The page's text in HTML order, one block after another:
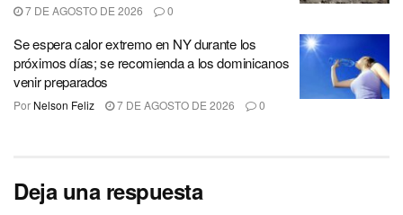
7 DE AGOSTO DE 2026
0
Se espera calor extremo en NY durante los
próximos días; se recomienda a los dominicanos
venir preparados
Por Nelson Feliz 7 DE AGOSTO DE 2026 0
Deja una respuesta